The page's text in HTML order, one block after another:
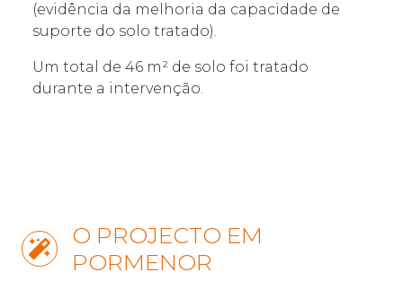
(evidência da melhoria da capacidade de
suporte do solo tratado).
Um total de 46 m² de solo foi tratado
durante a intervenção.
O PROJECTO EM
PORMENOR